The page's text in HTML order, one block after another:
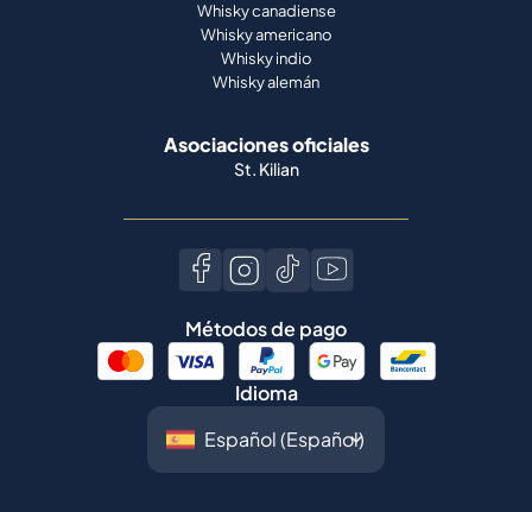
Whisky canadiense
Whisky americano
Whisky indio
Whisky alemán
Asociaciones oficiales
St. Kilian
Métodos de pago
Idioma